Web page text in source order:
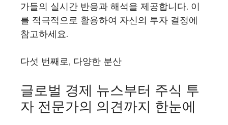
가들의 실시간 반응과 해석을 제공합니다. 이
를 적극적으로 활용하여 자신의 투자 결정에
참고하세요.
다섯 번째로, 다양한 분산
글로벌 경제 뉴스부터 주식 투
자 전문가의 의견까지 한눈에